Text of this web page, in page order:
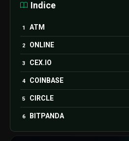
Indice
ATM
ONLINE
CEX.IO
COINBASE
CIRCLE
BITPANDA